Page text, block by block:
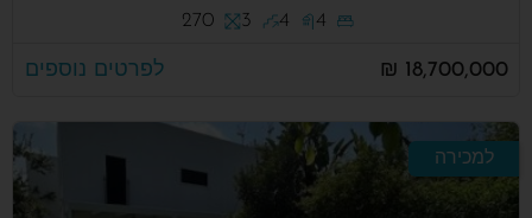
4
4
3
270
18,700,000 ₪ לפרטים נוספים
למכירה